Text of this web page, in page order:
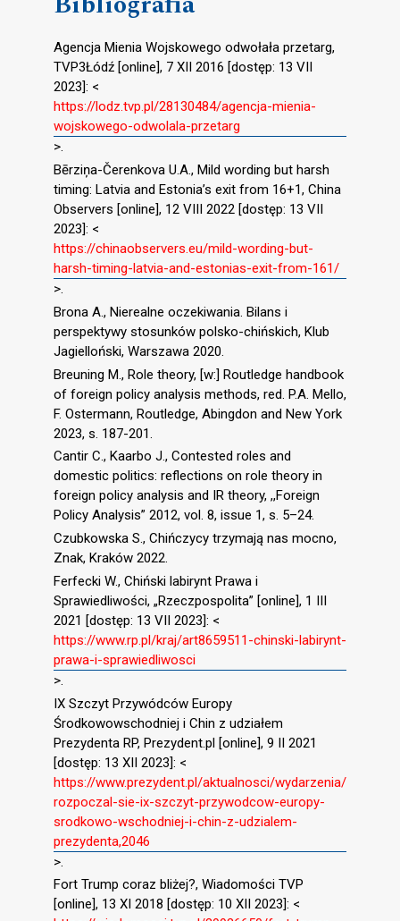
Agencja Mienia Wojskowego odwołała przetarg,
TVP3Łódź [online], 7 XII 2016 [dostęp: 13 VII
2023]: <
https://lodz.tvp.pl/28130484/agencja-mienia-
wojskowego-odwolala-przetarg
>.
Bērziņa-Čerenkova U.A., Mild wording but harsh
timing: Latvia and Estonia’s exit from 16+1, China
Observers [online], 12 VIII 2022 [dostęp: 13 VII
2023]: <
https://chinaobservers.eu/mild-wording-but-
harsh-timing-latvia-and-estonias-exit-from-161/
>.
Brona A., Nierealne oczekiwania. Bilans i
perspektywy stosunków polsko-chińskich, Klub
Jagielloński, Warszawa 2020.
Breuning M., Role theory, [w:] Routledge handbook
of foreign policy analysis methods, red. P.A. Mello,
F. Ostermann, Routledge, Abingdon and New York
2023, s. 187-201.
Cantir C., Kaarbo J., Contested roles and
domestic politics: reflections on role theory in
foreign policy analysis and IR theory, ,,Foreign
Policy Analysis” 2012, vol. 8, issue 1, s. 5–24.
Czubkowska S., Chińczycy trzymają nas mocno,
Znak, Kraków 2022.
Ferfecki W., Chiński labirynt Prawa i
Sprawiedliwości, „Rzeczpospolita” [online], 1 III
2021 [dostęp: 13 VII 2023]: <
https://www.rp.pl/kraj/art8659511-chinski-labirynt-
prawa-i-sprawiedliwosci
>.
IX Szczyt Przywódców Europy
Środkowowschodniej i Chin z udziałem
Prezydenta RP, Prezydent.pl [online], 9 II 2021
[dostęp: 13 XII 2023]: <
https://www.prezydent.pl/aktualnosci/wydarzenia/
rozpoczal-sie-ix-szczyt-przywodcow-europy-
srodkowo-wschodniej-i-chin-z-udzialem-
prezydenta,2046
>.
Fort Trump coraz bliżej?, Wiadomości TVP
[online], 13 XI 2018 [dostęp: 10 XII 2023]: <